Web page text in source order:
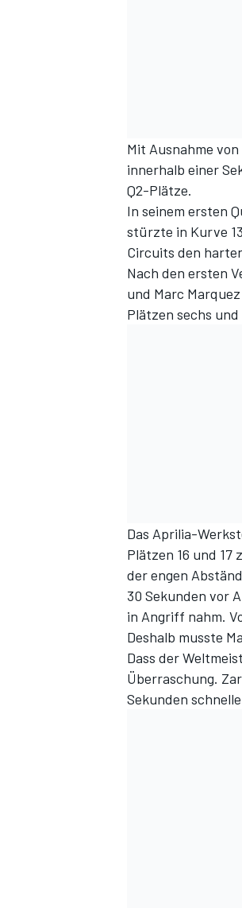
Mit Ausnahme
innerhalb einer
Q2-Plätze.
In seinem ersten
stürzte in Kurve
Circuits den
Nach den ersten
und Marc
Plätzen sechs und
Das Aprilia-
Plätzen 16 und
der engen
30 Sekunden vor
in Angriff nahm.
Deshalb musste
Dass der
Überraschung.
Sekunden